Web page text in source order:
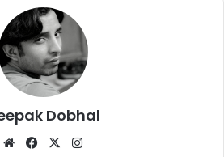
Dobhal
We
Fa
X